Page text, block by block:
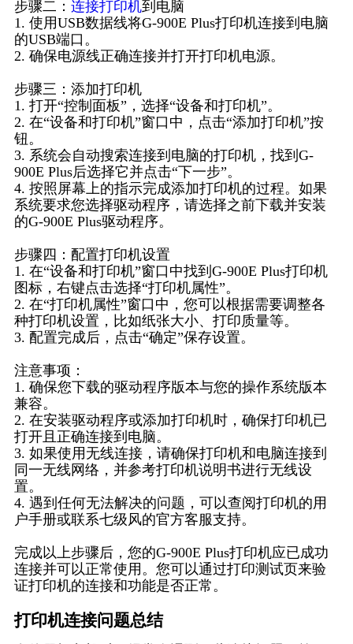
步骤二： 连接打印机到电脑
1. 使用USB数据线将G-900E Plus打印机连接到电脑
的USB端口。
2. 确保电源线正确连接并打开打印机电源。
步骤三：添加打印机
1. 打开“控制面板”，选择“设备和打印机”。
2. 在“设备和打印机”窗口中，点击“添加打印机”按
钮。
3. 系统会自动搜索连接到电脑的打印机，找到G-
900E Plus后选择它并点击“下一步”。
4. 按照屏幕上的指示完成添加打印机的过程。如果
系统要求您选择驱动程序，请选择之前下载并安装
的G-900E Plus驱动程序。
步骤四：配置打印机设置
1. 在“设备和打印机”窗口中找到G-900E Plus打印机
图标，右键点击选择“打印机属性”。
2. 在“打印机属性”窗口中，您可以根据需要调整各
种打印机设置，比如纸张大小、打印质量等。
3. 配置完成后，点击“确定”保存设置。
注意事项：
1. 确保您下载的驱动程序版本与您的操作系统版本
兼容。
2. 在安装驱动程序或添加打印机时，确保打印机已
打开且正确连接到电脑。
3. 如果使用无线连接，请确保打印机和电脑连接到
同一无线网络，并参考打印机说明书进行无线设
置。
4. 遇到任何无法解决的问题，可以查阅打印机的用
户手册或联系七级风的官方客服支持。
完成以上步骤后，您的G-900E Plus打印机应已成功
连接并可以正常使用。您可以通过打印测试页来验
证打印机的连接和功能是否正常。
打印机连接问题总结